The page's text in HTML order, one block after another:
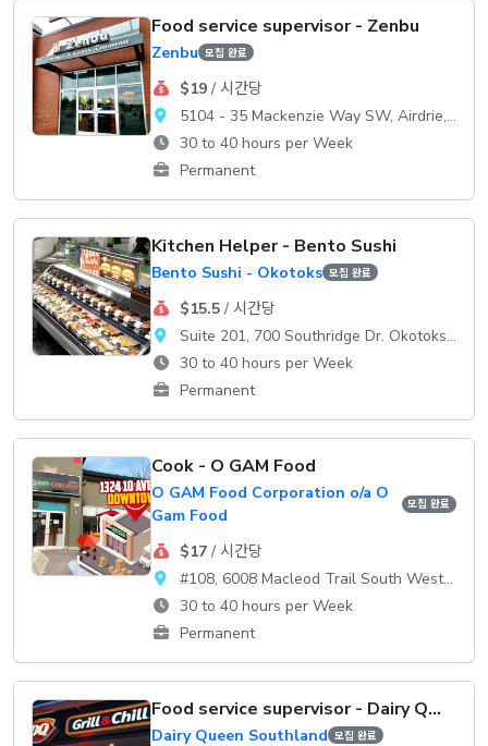
Food service supervisor - Zenbu
Zenbu 모집 완료
$19/ 시간당
5104 - 35 Mackenzie Way SW, Airdrie, AB, T4B 0V7
30 to 40 hours per Week
Permanent
Kitchen Helper - Bento Sushi
Bento Sushi - Okotoks 모집 완료
$15.5/ 시간당
Suite 201, 700 Southridge Dr. Okotoks, AB, T1S 2E1
30 to 40 hours per Week
Permanent
Cook - O GAM Food
O GAM Food Corporation o/a O
Gam Food
모집 완료
$17/ 시간당
#108, 6008 Macleod Trail South WestCalgary, AB, T2H 0K1
30 to 40 hours per Week
Permanent
Food service supervisor - Dairy Queen
Dairy Queen Southland 모집 완료